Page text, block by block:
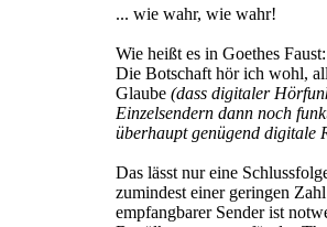
... wie wahr, wie wahr!
Wie heißt es in Goethes Faust:
Die Botschaft hör ich wohl,
Glaube (dass digitaler
Einzelsendern dann noch
überhaupt genügend digitale
Das lässt nur eine
zumindest einer geringen
empfangbarer Sender ist